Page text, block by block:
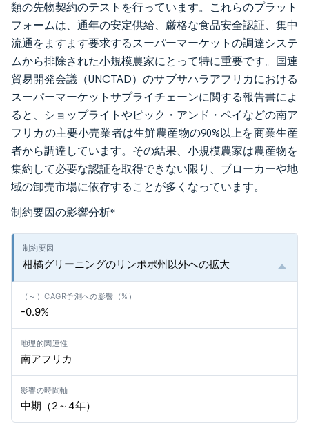
類の先物契約のテストを行っています。これらのプラット
フォームは、通年の安定供給、厳格な食品安全認証、集中
流通をますます要求するスーパーマーケットの調達システ
ムから排除された小規模農家にとって特に重要です。国連
貿易開発会議（UNCTAD）のサブサハラアフリカにおける
スーパーマーケットサプライチェーンに関する報告書によ
ると、ショップライトやピック・アンド・ペイなどの南ア
フリカの主要小売業者は生鮮農産物の90%以上を商業生産
者から調達しています。その結果、小規模農家は農産物を
集約して必要な認証を取得できない限り、ブローカーや地
域の卸売市場に依存することが多くなっています。
制約要因の影響分析*
柑橘グリーニングのリンポポ州以外への拡大
-0.9%
南アフリカ
中期（2～4年）